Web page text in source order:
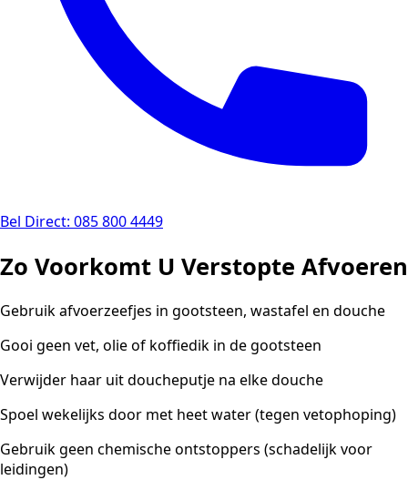
Bel Direct: 085 800 4449
Zo Voorkomt U Verstopte Afvoeren
Gebruik afvoerzeefjes in gootsteen, wastafel en douche
Gooi geen vet, olie of koffiedik in de gootsteen
Verwijder haar uit doucheputje na elke douche
Spoel wekelijks door met heet water (tegen vetophoping)
Gebruik geen chemische ontstoppers (schadelijk voor
leidingen)